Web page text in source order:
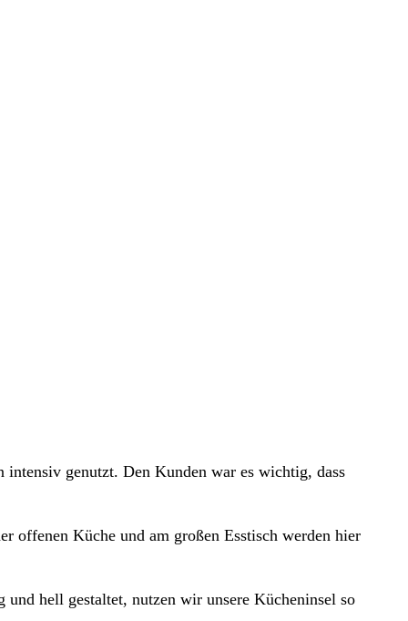
genutzt. Den Kunden war es wichtig, dass
offenen Küche und am großen Esstisch werden hier
hell gestaltet, nutzen wir unsere Kücheninsel so